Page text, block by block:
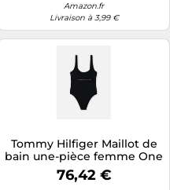
Amazon.fr
Livraison à 3,99 €
Tommy Hilfiger Maillot de
bain une-pièce femme One
Piece échancré Bleu
(Desert Sky) M
76,42 €